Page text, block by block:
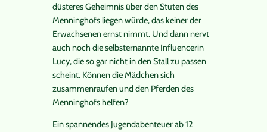
düsteres Geheimnis über den Stuten des
Menninghofs liegen würde, das keiner der
Erwachsenen ernst nimmt. Und dann nervt
auch noch die selbsternannte Influencerin
Lucy, die so gar nicht in den Stall zu passen
scheint. Können die Mädchen sich
zusammenraufen und den Pferden des
Menninghofs helfen?
Ein spannendes Jugendabenteuer ab 12